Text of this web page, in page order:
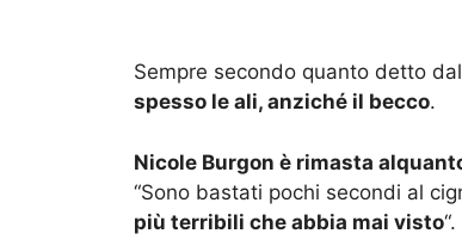
Sempre secondo quanto detto
spesso le ali, anziché il becco.
Nicole Burgon è rimasta
“Sono bastati pochi secondi al
più terribili che abbia mai visto“.